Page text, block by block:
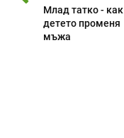
Млад татко - как
детето променя
мъжа